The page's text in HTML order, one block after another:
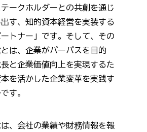
ークホルダーとの共創を通じ
す、知的資本経営を実装する
ートナー」です。そして、その
は、企業がパーパスを目的
と企業価値向上を実現するた
を活かした企業変革を実践す
す。
、会社の業績や財務情報を報